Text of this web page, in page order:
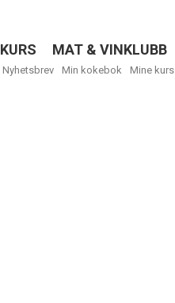
KURS MAT & VINKLUBB
Nyhetsbrev Min kokebok Mine kurs